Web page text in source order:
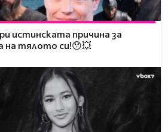
истинската причина за
тялото си!😯💥